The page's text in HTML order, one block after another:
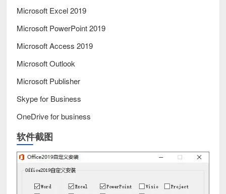
Microsoft Excel 2019
Microsoft PowerPoint 2019
Microsoft Access 2019
Microsoft Outlook
Microsoft Publisher
Skype for Business
OneDrive for business
软件截图